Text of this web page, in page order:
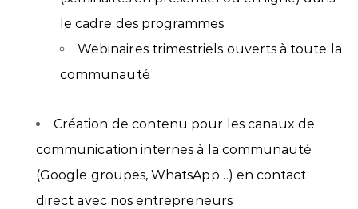
le cadre des programmes
Webinaires trimestriels ouverts à toute la
communauté
Création de contenu pour les canaux de
communication internes à la communauté
(Google groupes, WhatsApp…) en contact
direct avec nos entrepreneurs